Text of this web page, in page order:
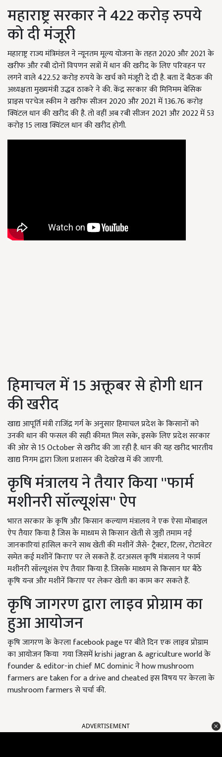
महाराष्ट्र सरकार ने 422 करोड़ रुपये
को दी मंजूरी
महाराष्ट्र राज्य मंत्रिमंडल ने न्यूनतम मूल्य योजना के तहत 2020 और 2021 के
खरीफ और रबी दोनों विपणन सत्रों में धान की खरीद के लिए परिवहन पर
लगने वाले 422.52 करोड़ रुपये के खर्च को मंजूरी दे दी है. बता दें बैठक की
अध्यक्षता मुख्यमंत्री उद्धव ठाकरे ने की. केंद्र सरकार की मिनिमम बेसिक
प्राइस परचेज स्कीम ने खरीफ सीजन 2020 और 2021 में 136.76 करोड़
क्विंटल धान की खरीद की है. तो वहीं अब रबी सीजन 2021 और 2022 में 53
करोड़ 15 लाख क्विंटल धान की खरीद होगी.
हिमाचल में 15 अक्तूबर से होगी धान
की खरीद
खाद्य आपूर्ति मंत्री राजिंद्र गर्ग के अनुसार हिमाचल प्रदेश के किसानों को
उनकी धान की फसल की सही कीमत मिल सके, इसके लिए प्रदेश सरकार
की ओर से 15 October से खरीद की जा रही है. धान की यह खरीद भारतीय
खाद्य निगम द्वारा जिला प्रशासन की देखरेख में की जाएगी.
कृषि मंत्रालय ने तैयार किया ''फार्म
मशीनरी सॉल्यूशंस'' ऐप
भारत सरकार के कृषि और किसान कल्याण मंत्रालय ने एक ऐसा मोबाइल
ऐप तैयार किया है जिस के माध्यम से किसान खेती से जुड़ी तमाम नई
जानकारियां हासिल करने साथ खेती की मशीनें जैसे- ट्रैक्टर, टिलर, रोटावेटर
समेत कई मशीनें किराए पर ले सकते हैं. दरअसल कृषि मंत्रालय ने फार्म
मशीनरी सॉल्यूशंस ऐप तैयार किया है. जिसके माध्यम से किसान घर बैठे
कृषि यन्त्र और मशीनें किराए पर लेकर खेती का काम कर सकते हैं.
कृषि जागरण द्वारा लाइव प्रोग्राम का
हुआ आयोजन
कृषि जागरण के केरला facebook page पर बीते दिन एक लाइव प्रोग्राम
का आयोजन किया गया जिसमें krishi jagran & agriculture world के
founder & editor-in chief MC dominic ने how mushroom
farmers are taken for a drive and cheated इस विषय पर केरला के
mushroom farmers से चर्चा की.
ADVERTISEMENT